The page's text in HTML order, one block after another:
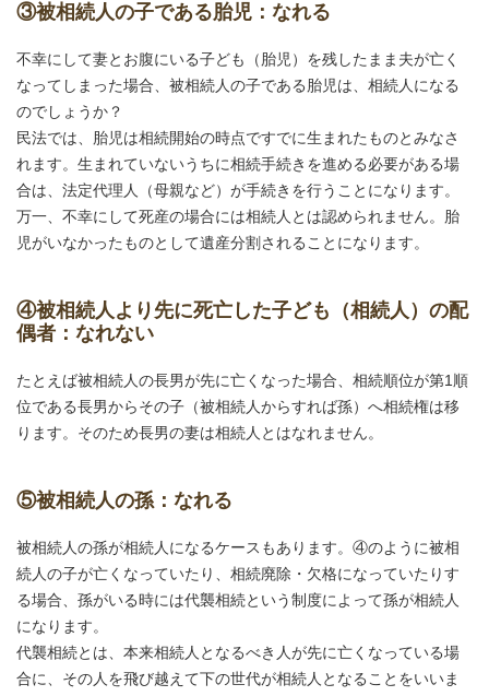
③被相続人の子である胎児：なれる
不幸にして妻とお腹にいる子ども（胎児）を残したまま夫が亡く
なってしまった場合、被相続人の子である胎児は、相続人になる
のでしょうか？
民法では、胎児は相続開始の時点ですでに生まれたものとみなさ
れます。生まれていないうちに相続手続きを進める必要がある場
合は、法定代理人（母親など）が手続きを行うことになります。
万一、不幸にして死産の場合には相続人とは認められません。胎
児がいなかったものとして遺産分割されることになります。
④被相続人より先に死亡した子ども（相続人）の配
偶者：なれない
たとえば被相続人の長男が先に亡くなった場合、相続順位が第1順
位である長男からその子（被相続人からすれば孫）へ相続権は移
ります。そのため長男の妻は相続人とはなれません。
⑤被相続人の孫：なれる
被相続人の孫が相続人になるケースもあります。④のように被相
続人の子が亡くなっていたり、相続廃除・欠格になっていたりす
る場合、孫がいる時には代襲相続という制度によって孫が相続人
になります。
代襲相続とは、本来相続人となるべき人が先に亡くなっている場
合に、その人を飛び越えて下の世代が相続人となることをいいま